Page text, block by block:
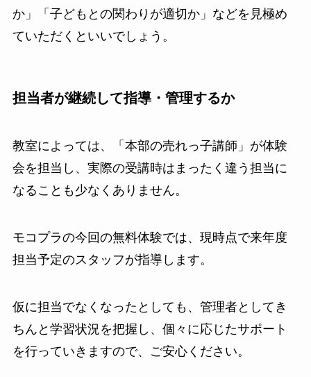
か」「子どもとの関わりが適切か」などを見極め
ていただくといいでしょう。
担当者が継続して指導・管理するか
教室によっては、「本部の売れっ子講師」が体験
会を担当し、実際の受講時はまったく違う担当に
なることも少なくありません。
モコプラの今回の無料体験では、現時点で来年度
担当予定のスタッフが指導します。
仮に担当でなくなったとしても、管理者としてき
ちんと学習状況を把握し、個々に応じたサポート
を行っていきますので、ご安心ください。